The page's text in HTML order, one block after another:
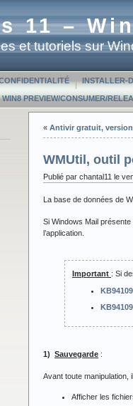
11 –
et tutoriels sur
INSTALLER-
WIN8 PREVIEW/CONSUMER/
« Antivir gratuit,
WMUtil, outil
Publié par chantal11 le
La base de données de
Si Windows Mail
l’application.
Important : Si
1) Sauvegarde :
Avant toute manipulation,
Afficher les